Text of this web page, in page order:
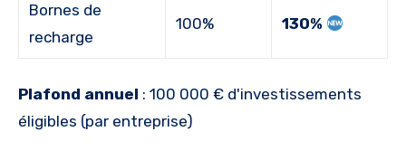
Bornes de
recharge
100% 130%
Plafond annuel : 100 000 € d'investissements
éligibles (par entreprise)